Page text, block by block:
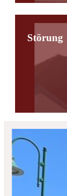
Störung